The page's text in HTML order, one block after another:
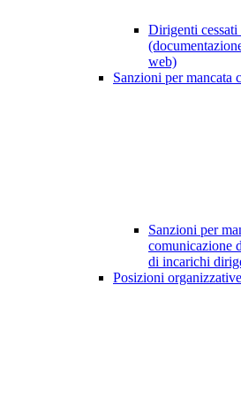
Dirigenti
web)
Sanzioni per mancata
Sanzioni per
comunicazione
di incarichi
Posizioni organizzative